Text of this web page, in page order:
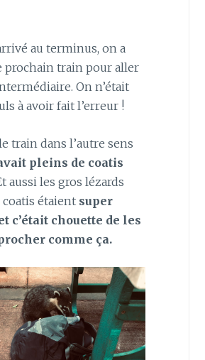
au terminus, on a
prochain train pour aller
On n’était
à avoir fait l’erreur !
train dans l’autre sens
pleins de coatis
aussi les gros lézards
coatis étaient super
c’était chouette de les
comme ça.